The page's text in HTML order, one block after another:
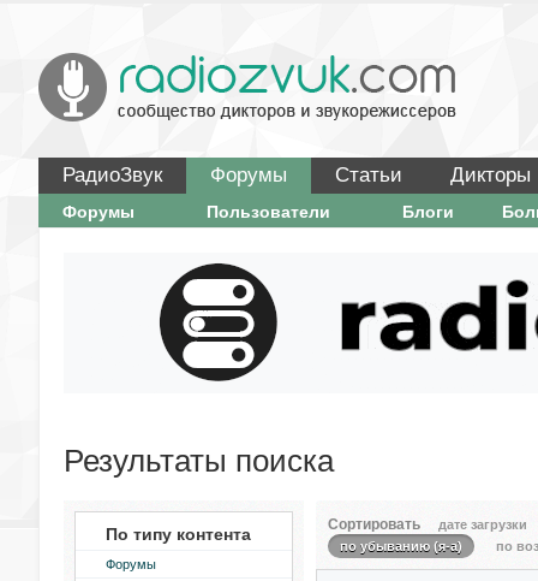
РадиоЗвук Форумы Статьи Дикторы
Форумы Пользователи Блоги
Результаты поиска
По типу контента
Форумы
Сортировать
дате загрузки
по убыванию (я-а)
по